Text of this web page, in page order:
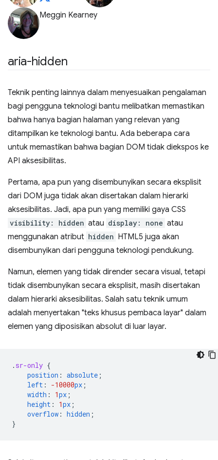
Meggin Kearney
aria-hidden
Teknik penting lainnya dalam menyesuaikan pengalaman
bagi pengguna teknologi bantu melibatkan memastikan
bahwa hanya bagian halaman yang relevan yang
ditampilkan ke teknologi bantu. Ada beberapa cara
untuk memastikan bahwa bagian DOM tidak diekspos ke
API aksesibilitas.
Pertama, apa pun yang disembunyikan secara eksplisit
dari DOM juga tidak akan disertakan dalam hierarki
aksesibilitas. Jadi, apa pun yang memiliki gaya CSS
visibility: hidden atau display: none atau
menggunakan atribut hidden HTML5 juga akan
disembunyikan dari pengguna teknologi pendukung.
Namun, elemen yang tidak dirender secara visual, tetapi
tidak disembunyikan secara eksplisit, masih disertakan
dalam hierarki aksesibilitas. Salah satu teknik umum
adalah menyertakan "teks khusus pembaca layar" dalam
elemen yang diposisikan absolut di luar layar.
. sr-only {
position : absolute ;
left : -10000px ;
width : 1px ;
height : 1px ;
overflow : hidden ;
}